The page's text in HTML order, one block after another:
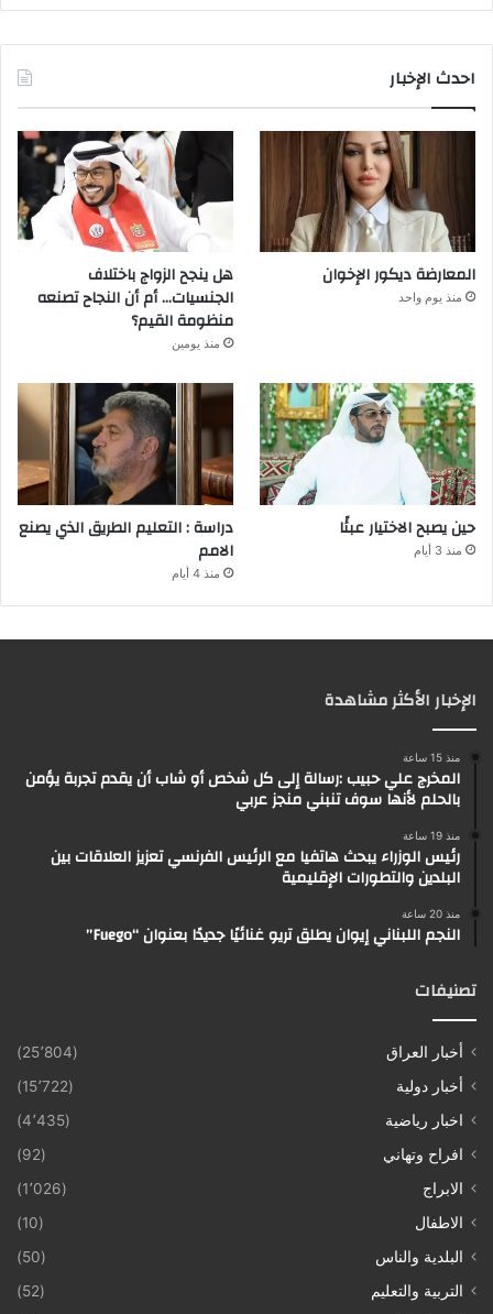
احدث الإخبار
المعارضة ديكور الإخوان
منذ يوم واحد
هل ينجح الزواج باختلاف
الجنسيات… أم أن النجاح تصنعه
منظومة القيم؟
منذ يومين
حين يصبح الاختيار عبئًا
منذ 3 أيام
دراسة : التعليم الطريق الذي يصنع
الامم
منذ 4 أيام
الإخبار الأكثر مشاهدة
منذ 15 ساعة
المخرج علي حبيب :رسالة إلى كل شخص أو شاب أن يقدم تجربة يؤمن
بالحلم لأنها سوف تنبني منجز عربي
منذ 19 ساعة
رئيس الوزراء يبحث هاتفيا مع الرئيس الفرنسي تعزيز العلاقات بين
البلدين والتطورات الإقليمية
منذ 20 ساعة
النجم اللبناني إيوان يطلق تريو غنائيًا جديدًا بعنوان “Fuego”
تصنيفات
أخبار العراق
(25٬804)
أخبار دولية
(15٬722)
اخبار رياضية
(4٬435)
افراح وتهاني
(92)
الابراج
(1٬026)
الاطفال
(10)
البلدية والناس
(50)
التربية والتعليم
(52)